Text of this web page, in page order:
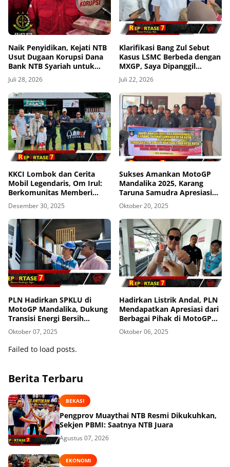
Naik Penyidikan, Kejati NTB
Usut Dugaan Korupsi Dana
Bank NTB Syariah untuk
MXGP 2023
Juli 28, 2026
Klarifikasi Bang Zul Sebut
Kasus LSMC Berbeda dengan
MXGP, Saya Dipanggil
Sebagai Saksi
Juli 22, 2026
KKCI Lombok dan Cerita
Mobil Legendaris, Om Irul:
Berkomunitas Memberi
Manfaat dan Membangun
Imej Positif
Desember 30, 2025
Sukses Amankan MotoGP
Mandalika 2025, Karang
Taruna Samudra Apresiasi
Polda NTB
Oktober 20, 2025
PLN Hadirkan SPKLU di
MotoGP Mandalika, Dukung
Transisi Energi Bersih
Nasional
Oktober 07, 2025
Hadirkan Listrik Andal, PLN
Mendapatkan Apresiasi dari
Berbagai Pihak di MotoGP
Mandalika 2025
Oktober 06, 2025
Failed to load posts.
Berita Terbaru
BEKASI
Pengprov Muaythai NTB Resmi Dikukuhkan,
Sekjen PBMI: Saatnya NTB Juara
Agustus 07, 2026
EKONOMI